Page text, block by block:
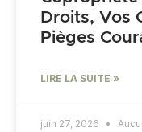
Droits, Vos
Pièges
LIRE LA SUITE »
juin 27, 2026